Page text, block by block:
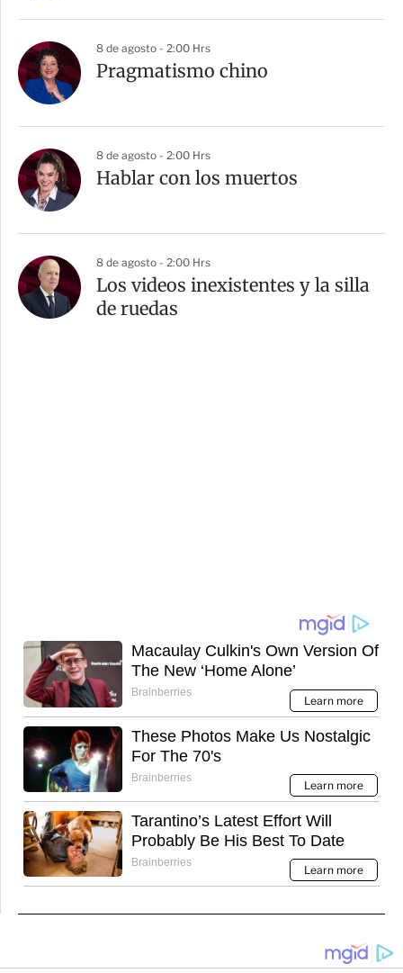
8 de agosto - 2:00 Hrs
Pragmatismo chino
8 de agosto - 2:00 Hrs
Hablar con los muertos
8 de agosto - 2:00 Hrs
Los videos inexistentes y la silla
de ruedas